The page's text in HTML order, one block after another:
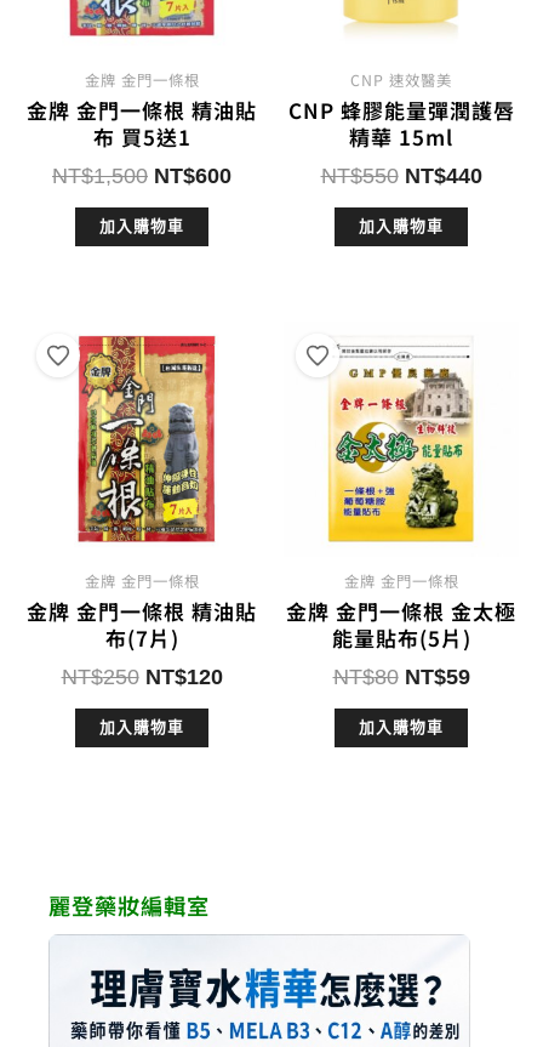
麗登藥妝編輯室
金牌 金門一條根
金牌 金門一條根 精油貼
布 買5送1
NT$1,500 原
始
價
NT$600目
加入購物車
CNP 速效醫美
CNP 蜂膠能量彈潤護唇
精華 15ml
NT$550 原
始
價
NT$440目
加入購物車
金牌 金門一條根
金牌 金門一條根 精油貼
布(7片)
NT$250 原
始
價
NT$120目
加入購物車
金牌 金門一條根
金牌 金門一條根 金太極
能量貼布(5片)
NT$80 原
始
價
NT$59目
加入購物車